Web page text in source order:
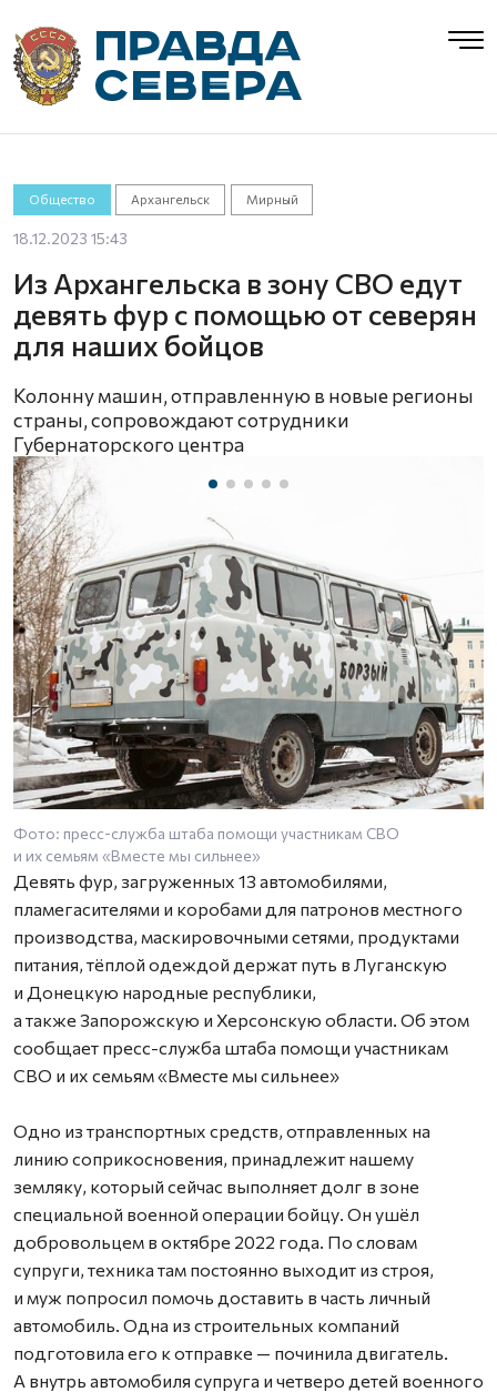
Общество Архангельск Мирный
18.12.2023 15:43
Из Архангельска в зону СВО едут
девять фур с помощью от северян
для наших бойцов
Колонну машин, отправленную в новые регионы
страны, сопровождают сотрудники
Губернаторского центра
Фото: пресс-служба штаба помощи участникам СВО
и их семьям «Вместе мы сильнее»
Девять фур, загруженных 13 автомобилями,
пламегасителями и коробами для патронов местного
производства, маскировочными сетями, продуктами
питания, тёплой одеждой держат путь в Луганскую
и Донецкую народные республики,
а также Запорожскую и Херсонскую области. Об этом
сообщает пресс-служба штаба помощи участникам
СВО и их семьям «Вместе мы сильнее»
Одно из транспортных средств, отправленных на
линию соприкосновения, принадлежит нашему
земляку, который сейчас выполняет долг в зоне
специальной военной операции бойцу. Он ушёл
добровольцем в октябре 2022 года. По словам
супруги, техника там постоянно выходит из строя,
и муж попросил помочь доставить в часть личный
автомобиль. Одна из строительных компаний
подготовила его к отправке — починила двигатель.
А внутрь автомобиля супруга и четверо детей военного